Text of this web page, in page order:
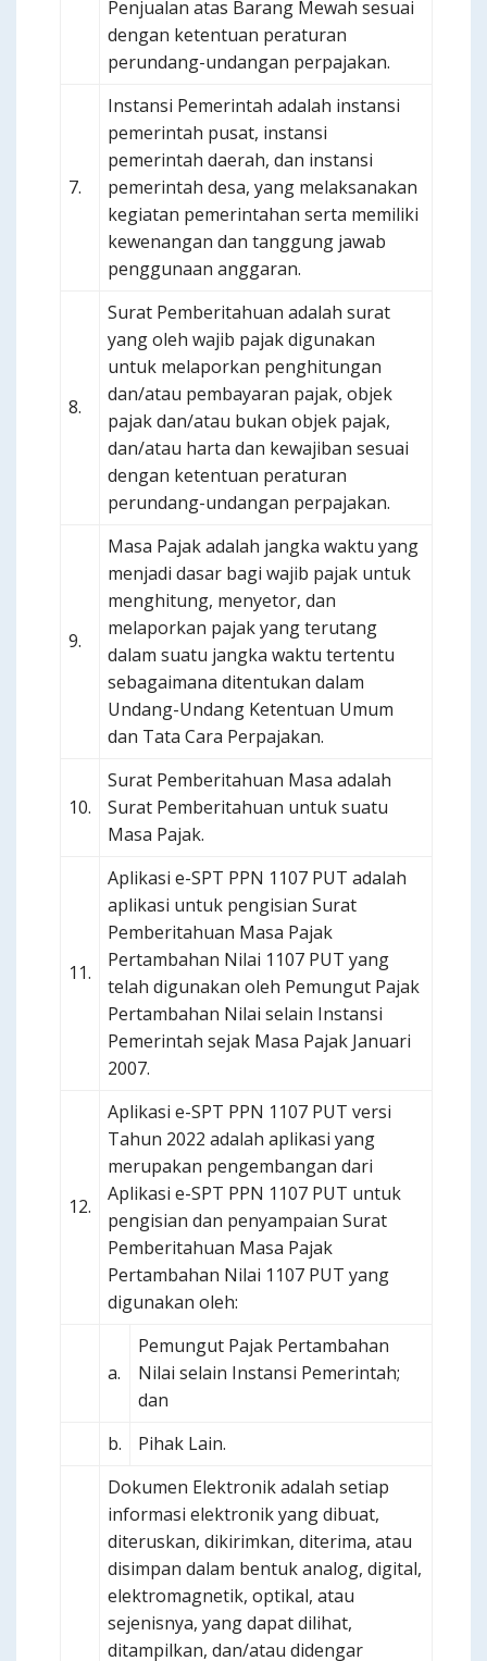
Penjualan atas Barang Mewah sesuai
dengan ketentuan peraturan
perundang-undangan perpajakan.
7.
Instansi Pemerintah adalah instansi
pemerintah pusat, instansi
pemerintah daerah, dan instansi
pemerintah desa, yang melaksanakan
kegiatan pemerintahan serta memiliki
kewenangan dan tanggung jawab
penggunaan anggaran.
8.
Surat Pemberitahuan adalah surat
yang oleh wajib pajak digunakan
untuk melaporkan penghitungan
dan/atau pembayaran pajak, objek
pajak dan/atau bukan objek pajak,
dan/atau harta dan kewajiban sesuai
dengan ketentuan peraturan
perundang-undangan perpajakan.
9.
Masa Pajak adalah jangka waktu yang
menjadi dasar bagi wajib pajak untuk
menghitung, menyetor, dan
melaporkan pajak yang terutang
dalam suatu jangka waktu tertentu
sebagaimana ditentukan dalam
Undang-Undang Ketentuan Umum
dan Tata Cara Perpajakan.
10.
Surat Pemberitahuan Masa adalah
Surat Pemberitahuan untuk suatu
Masa Pajak.
11.
Aplikasi e-SPT PPN 1107 PUT adalah
aplikasi untuk pengisian Surat
Pemberitahuan Masa Pajak
Pertambahan Nilai 1107 PUT yang
telah digunakan oleh Pemungut Pajak
Pertambahan Nilai selain Instansi
Pemerintah sejak Masa Pajak Januari
2007.
12.
Aplikasi e-SPT PPN 1107 PUT versi
Tahun 2022 adalah aplikasi yang
merupakan pengembangan dari
Aplikasi e-SPT PPN 1107 PUT untuk
pengisian dan penyampaian Surat
Pemberitahuan Masa Pajak
Pertambahan Nilai 1107 PUT yang
digunakan oleh:
a.
Pemungut Pajak Pertambahan
Nilai selain Instansi Pemerintah;
dan
b.
Pihak Lain.
Dokumen Elektronik adalah setiap
informasi elektronik yang dibuat,
diteruskan, dikirimkan, diterima, atau
disimpan dalam bentuk analog, digital,
elektromagnetik, optikal, atau
sejenisnya, yang dapat dilihat,
ditampilkan, dan/atau didengar